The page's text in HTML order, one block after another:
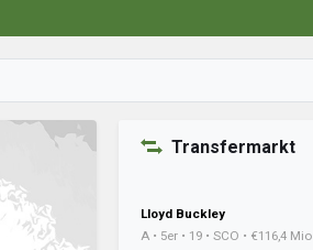
Transfermarkt
Lloyd Buckley
A • 5er • 19 • SCO • €116,4 Mio